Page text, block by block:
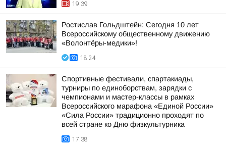
19:39
Ростислав Гольдштейн: Сегодня 10 лет
Всероссийскому общественному движению
«Волонтёры-медики»!
18:24
Спортивные фестивали, спартакиады,
турниры по единоборствам, зарядки с
чемпионами и мастер-классы в рамках
Всероссийского марафона «Единой России»
«Сила России» традиционно проходят по
всей стране ко Дню физкультурника
17:38